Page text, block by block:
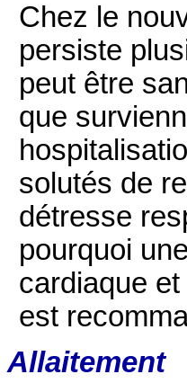
Chez le
persiste
peut être
que
solutés de
détresse
pourquoi
cardiaque
est
Allaitement